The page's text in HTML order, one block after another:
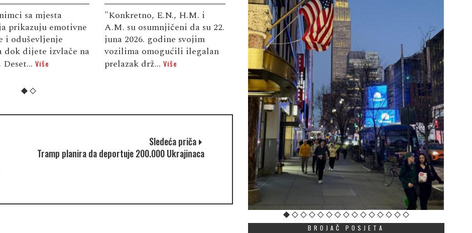
sa mjesta
prikazuju emotivne
i oduševljenje
dok dijete izvlače na
Više
"Konkretno, E.N., H.M. i
A.M. su osumnjičeni da su 22.
juna 2026. godine svojim
vozilima omogućili ilegalan
prelazak drž... Više
Sagovornici “Vijesti” ukazuju
da, dok identitetski simboli
u Crnoj Gori više ne
funkcionišu kao znakovi
društvene integr...
U saopštenju se
profesor Šabotić od
septembra 2001.
pet uzastopnih
od 20 godina ...Više
Sledeća priča
Tramp planira da deportuje 200.000 Ukrajinaca
BROJAČ POSJETA